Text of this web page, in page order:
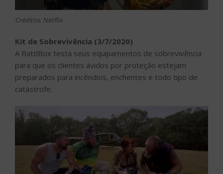
Créditos: Netflix
Kit de Sobrevivência (3/7/2020)
A BattlBox testa seus equipamentos de sobrevivência
para que os clientes ávidos por proteção estejam
preparados para incêndios, enchentes e todo tipo de
catástrofe.